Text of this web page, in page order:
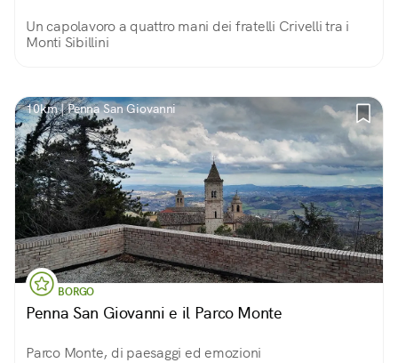
Un capolavoro a quattro mani dei fratelli Crivelli tra i
Monti Sibillini
10km | Penna San Giovanni
BORGO
Penna San Giovanni e il Parco Monte
Parco Monte, di paesaggi ed emozioni